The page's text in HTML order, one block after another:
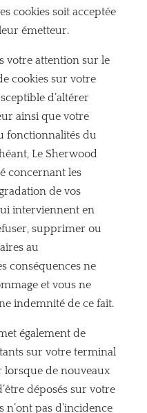
cookies soit acceptée
émetteur.
votre attention sur le
cookies sur votre
d’altérer
ainsi que votre
fonctionnalités du
Le Sherwood
concernant les
de vos
interviennent en
supprimer ou
au
conséquences ne
et vous ne
indemnité de ce fait.
également de
sur votre terminal
lorsque de nouveaux
déposés sur votre
n’ont pas d’incidence